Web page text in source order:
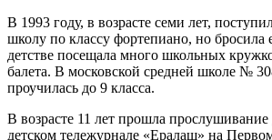
В 1993 году, в возрасте семи лет,
школу по классу фортепиано, но бросила
детстве посещала много школьных
балета. В московской средней школе №
проучилась до 9 класса.
В возрасте 11 лет прошла прослушивание
детском тележурнале «Ералаш» на